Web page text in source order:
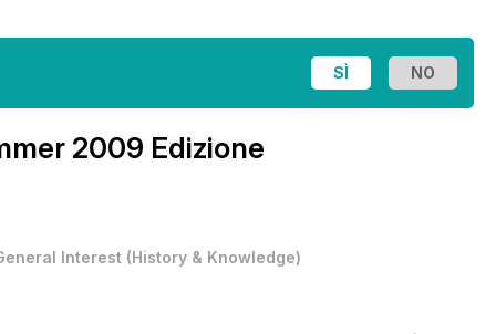
2009 Edizione
Interest (History & Knowledge)